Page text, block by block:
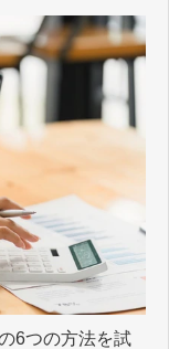
6つの方法を試